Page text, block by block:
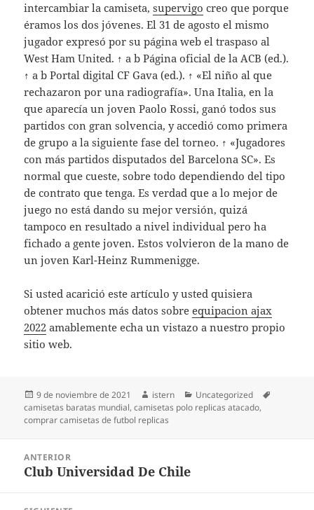
intercambiar la camiseta,supervigo creo que porque
éramos los dos jóvenes. El 31 de agosto el mismo
jugador expresó por su página web el traspaso al
West Ham United. ↑ a b Página oficial de la ACB (ed.).
↑ a b Portal digital CF Gava (ed.). ↑ «El niño al que
rechazaron por una radiografía». Una Italia, en la
que aparecía un joven Paolo Rossi, ganó todos sus
partidos con gran solvencia, y accedió como primera
de grupo a la siguiente fase del torneo. ↑ «Jugadores
con más partidos disputados del Barcelona SC». Es
normal que cueste, sobre todo dependiendo del tipo
de contrato que tenga. Es verdad que a lo mejor de
juego no está dando su mejor versión, quizá
tampoco en resultado a nivel individual pero ha
fichado a gente joven. Estos volvieron de la mano de
un joven Karl-Heinz Rummenigge.
Si usted acarició este artículo y usted quisiera
obtener muchos más datos sobreequipacion ajax
2022 amablemente echa un vistazo a nuestro propio
sitio web.
Publicado
el
9 de noviembre de 2021 Autor
istern Categorías
Uncategorized
camisetas baratas mundial,camisetas polo replicas atacado,
comprar camisetas de futbol replicas
entradas
ANTERIOR
Entrada
Club Universidad De Chile